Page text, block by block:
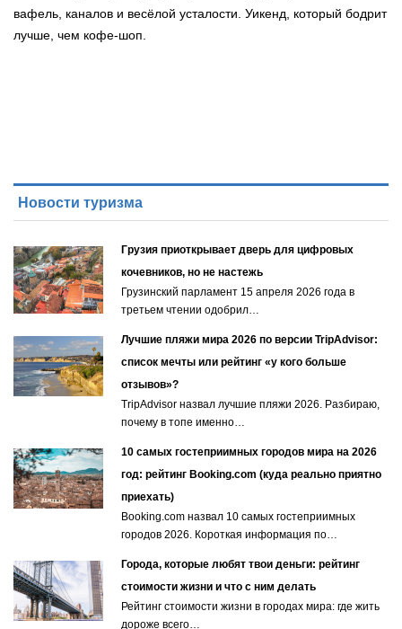
вафель, каналов и весёлой усталости. Уикенд, который бодрит
лучше, чем кофе-шоп.
Новости туризма
Грузия приоткрывает дверь для цифровых
кочевников, но не настежь
Грузинский парламент 15 апреля 2026 года в
третьем чтении одобрил…
Лучшие пляжи мира 2026 по версии TripAdvisor:
список мечты или рейтинг «у кого больше
отзывов»?
TripAdvisor назвал лучшие пляжи 2026. Разбираю,
почему в топе именно…
10 самых гостеприимных городов мира на 2026
год: рейтинг Booking.com (куда реально приятно
приехать)
Booking.com назвал 10 самых гостеприимных
городов 2026. Короткая информация по…
Города, которые любят твои деньги: рейтинг
стоимости жизни и что с ним делать
Рейтинг стоимости жизни в городах мира: где жить
дороже всего…